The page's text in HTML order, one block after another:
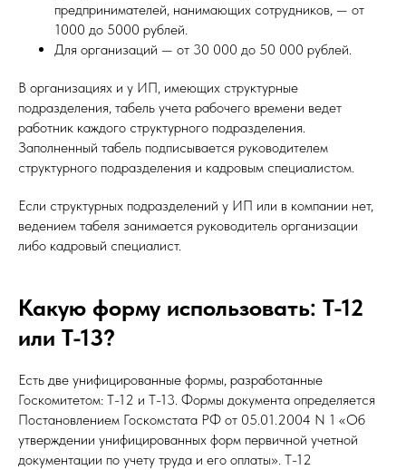
предпринимателей, нанимающих сотрудников, — от
1000 до 5000 рублей.
Для организаций — от 30 000 до 50 000 рублей.
В организациях и у ИП, имеющих структурные
подразделения, табель учета рабочего времени ведет
работник каждого структурного подразделения.
Заполненный табель подписывается руководителем
структурного подразделения и кадровым специалистом.
Если структурных подразделений у ИП или в компании нет,
ведением табеля занимается руководитель организации
либо кадровый специалист.
Какую форму использовать: Т-12
или Т-13?
Есть две унифицированные формы, разработанные
Госкомитетом: Т-12 и Т-13. Формы документа определяется
Постановлением Госкомстата РФ от 05.01.2004 N 1 «Об
утверждении унифицированных форм первичной учетной
документации по учету труда и его оплаты». Т-12